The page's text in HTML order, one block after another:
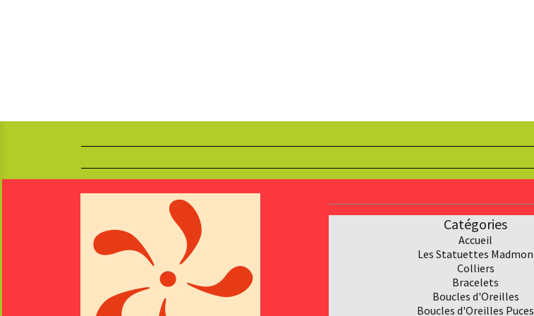
Catégories
Accueil
Les Statuettes Madmon
Colliers
Bracelets
Boucles d'Oreilles
Boucles d'Oreilles Puces